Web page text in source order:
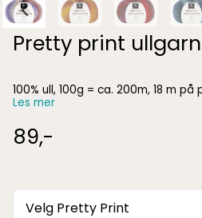
Pretty print ullgarn
100% ull, 100g = ca. 200m, 18 m på
Les mer
89,-
Velg Pretty Print